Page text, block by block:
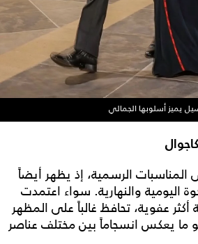
يميز أسلوبها الجمالي
المناسبات الرسمية، إذ يظهر أيضاً
اليومية والنهارية. سواء اعتمدت
عفوية، تحافظ غالباً على المظهر
ما يعكس انسجاماً بين مختلف عناصر